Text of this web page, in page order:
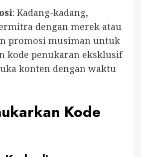
: Kadang-kadang,
dengan merek atau
promosi musiman untuk
kode penukaran eksklusif
konten dengan waktu
Kode